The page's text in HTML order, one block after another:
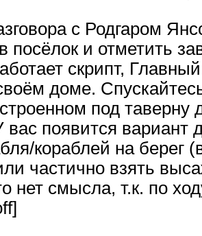
с Родгаром
посёлок и отметить
скрипт,
доме.
под таверну
появится вариант
кораблей на
частично взять
нет смысла, т.к. по